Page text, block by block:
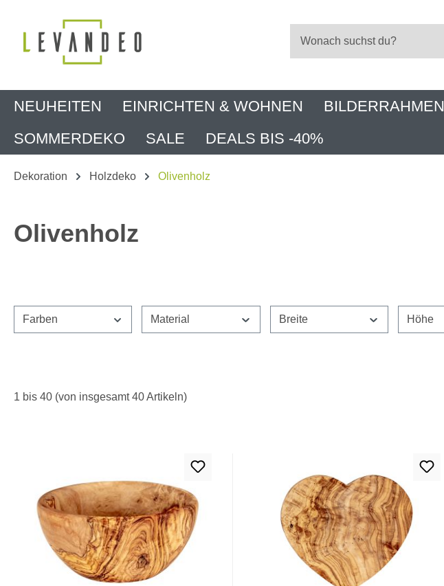
NEUHEITEN EINRICHTEN & WOHNEN BILDERRAHMEN
SOMMERDEKO
SALE DEALS BIS -40%
Dekoration Holzdeko Olivenholz
Olivenholz
Farben Material Breite Höhe
1 bis 40 (von insgesamt 40 Artikeln)